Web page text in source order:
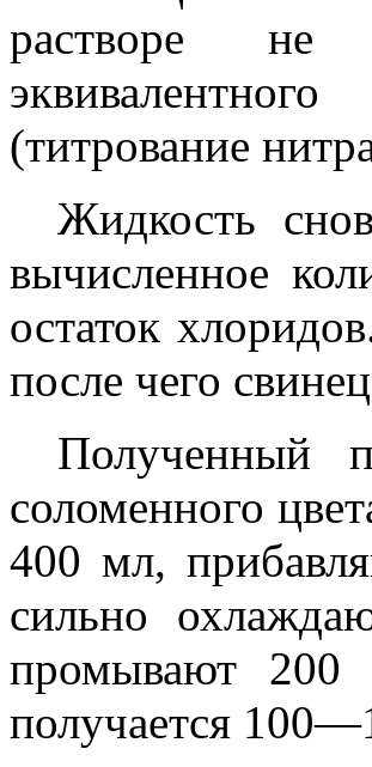
растворе не
(титрование
Жидкость
вычисленное
остаток
после чего
Полученный
соломенного
400 мл,
сильно
промывают 200
получается